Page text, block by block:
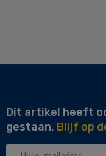
Dit artikel heeft
gestaan. Blijf op
Uw